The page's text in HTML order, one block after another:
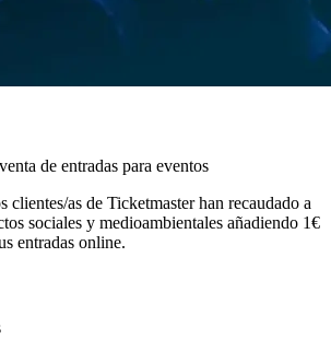
de entradas para eventos
clientes/as de Ticketmaster han recaudado a
sociales y medioambientales añadiendo 1€
entradas online.